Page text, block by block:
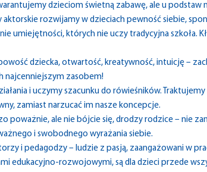
dzieciom świetną zabawę, ale u
aktorskie rozwijamy w dzieciach pewność siebie,
umiejętności, których nie uczy tradycyjna szkoła.
dziecka, otwartość, kreatywność, intuicję –
najcenniejszym zasobem!
i uczymy szacunku do rówieśników.
zamiast narzucać im nasze koncepcje.
poważnie, ale nie bójcie się, drodzy rodzice – nie
i swobodnego wyrażania siebie.
i pedagodzy – ludzie z pasją, zaangażowani w
edukacyjno-rozwojowymi, są dla dzieci przede